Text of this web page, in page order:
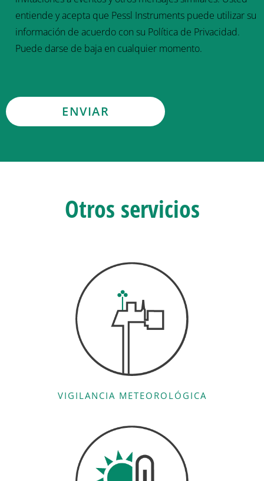
entiende y acepta que Pessl Instruments puede utilizar su
información de acuerdo con su Política de Privacidad.
Puede darse de baja en cualquier momento.
Otros servicios
VIGILANCIA METEOROLÓGICA